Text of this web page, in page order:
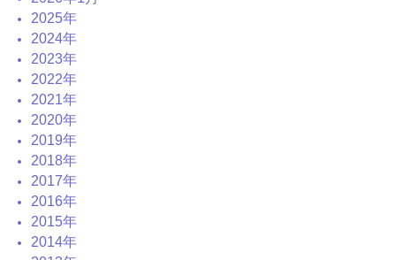
2025年
2024年
2023年
2022年
2021年
2020年
2019年
2018年
2017年
2016年
2015年
2014年